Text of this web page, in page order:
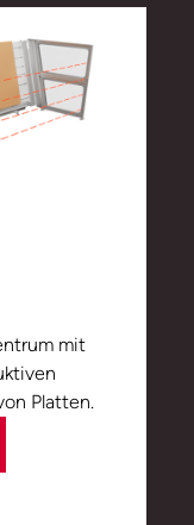
mit
Platten.